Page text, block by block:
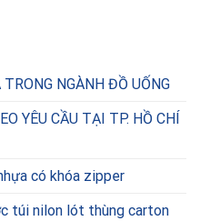
NGÀNH ĐỒ UỐNG
YÊU CẦU TẠI TP. HỒ CHÍ
có khóa zipper
túi nilon lót thùng carton